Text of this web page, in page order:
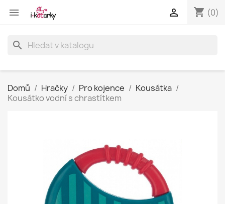
 shopping_cart (0)

search
Domů Hračky Pro kojence
Kousátka
Kousátko vodní s chrastítkem